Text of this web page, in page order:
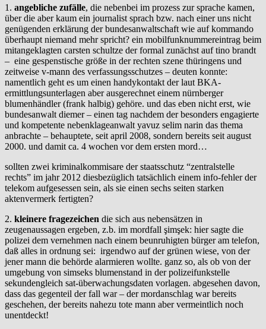
1. angebliche zufälle, die nebenbei im prozess zur sprache kamen,
über die aber kaum ein journalist sprach bzw. nach einer uns nicht
genügenden erklärung der bundesanwaltschaft wie auf kommando
überhaupt niemand mehr spricht? ein mobilfunknummereintrag beim
mitangeklagten carsten schultze der formal zunächst auf tino brandt
– eine gespenstische größe in der rechten szene thüringens und
zeitweise v-mann des verfassungsschutzes – deuten konnte:
namentlich geht es um einen handykontakt der laut BKA-
ermittlungsunterlagen aber ausgerechnet einem nürnberger
blumenhändler (frank halbig) gehöre. und das eben nicht erst, wie
bundesanwalt diemer – einen tag nachdem der besonders engagierte
und kompetente nebenklageanwalt yavuz selim narin das thema
anbrachte – behauptete, seit april 2008, sondern bereits seit august
2000. und damit ca. 4 wochen vor dem ersten mord…
sollten zwei kriminalkommisare der staatsschutz “zentralstelle
rechts” im jahr 2012 diesbezüglich tatsächlich einem info-fehler der
telekom aufgesessen sein, als sie einen sechs seiten starken
aktenvermerk fertigten?
2. kleinere fragezeichen die sich aus nebensätzen in
zeugenaussagen ergeben, z.b. im mordfall şimşek: hier sagte die
polizei dem vernehmen nach einem beunruhigten bürger am telefon,
daß alles in ordnung sei: irgendwo auf der grünen wiese, von der
jener mann die behörde alarmieren wollte. ganz so, als ob von der
umgebung von simseks blumenstand in der polizeifunkstelle
sekundengleich sat-überwachungsdaten vorlagen. abgesehen davon,
dass das gegenteil der fall war – der mordanschlag war bereits
geschehen, der bereits nahezu tote mann aber vermeintlich noch
unentdeckt!